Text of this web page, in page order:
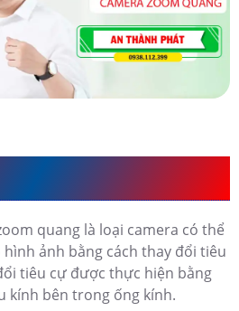
quang là loại camera có thể
ảnh bằng cách thay đổi tiêu
tiêu cự được thực hiện bằng
kính bên trong ống kính.